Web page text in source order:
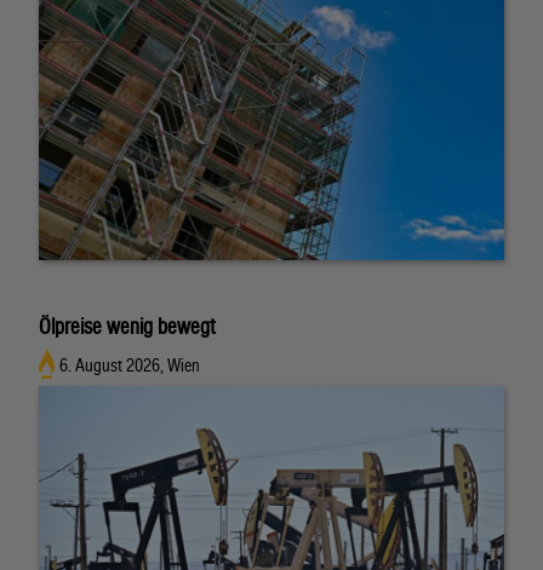
Ölpreise wenig bewegt
6. August 2026, Wien